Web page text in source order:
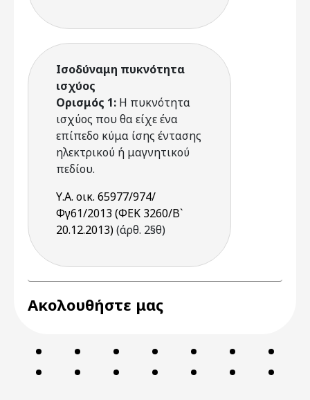
Ισοδύναμη πυκνότητα
ισχύος
Ορισμός 1: Η πυκνότητα
ισχύος που θα είχε ένα
επίπεδο κύμα ίσης έντασης
ηλεκτρικού ή μαγνητικού
πεδίου.
Υ.Α. οικ. 65977/974/
Φγ61/2013 (ΦΕΚ 3260/Β`
20.12.2013)(άρθ. 2§θ)
Ακολουθήστε μας